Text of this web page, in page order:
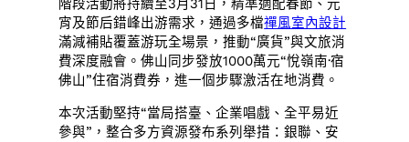
階段活動將持續至3月31日，精準適配春節、元
宵及節后錯峰出游需求，通過多檔禪風室內設計
滿減補貼覆蓋游玩全場景，推動“廣貨”與文旅消
費深度融會。佛山同步發放1000萬元“悅嶺南·宿
佛山”住宿消費券，進一個步驟激活在地消費。
本次活動堅持“當局搭臺、企業唱戲、全平易近
參與”，整合多方資源發布系列舉措：銀聯、安